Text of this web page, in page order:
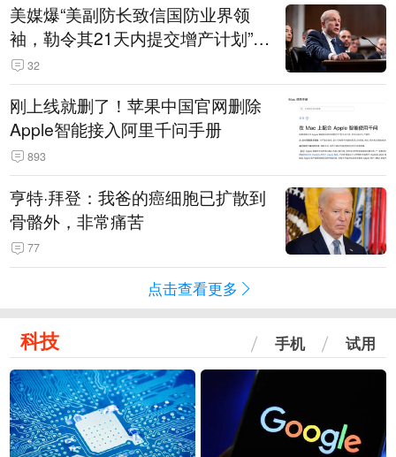
美媒爆“美副防长致信国防业界领
袖，勒令其21天内提交增产计划”，
五角大楼回应
32
刚上线就删了！苹果中国官网删除
Apple智能接入阿里千问手册
893
亨特·拜登：我爸的癌细胞已扩散到
骨骼外，非常痛苦
77
点击查看更多
科技 手机 试用